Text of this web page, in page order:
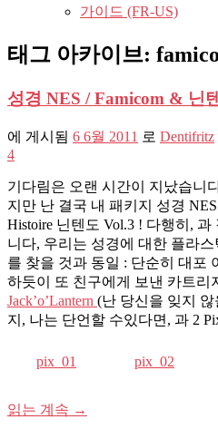
가이드 (FR-US)
태그 아카이브:
성경 NES / Famicom & 닌
에 게시됨 6 6월 2011 로 Dentifritz
4
기다림은 오랜 시간이 지났습니
지만 난 결국 내 패키지 성경
Histoire 닌텐도 Vol.3 ! 다행히,
니다, 우리는 성경에 대한 플라스
를 찾을 것과 동일 : 단순히 대포
하듯이 또 친구에게 보낸 카트리
Jack’o’Lantern (난 당신을 잊지 않
지, 나는 단언할 수있다면, 과 2
pix_01 pix_02
읽는 계속 →